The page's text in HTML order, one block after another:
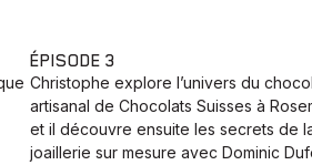
ÉPISODE 3
Christophe explore l’univers du
artisanal de Chocolats Suisses à
et il découvre ensuite les secrets de
joaillerie sur mesure avec Dominic